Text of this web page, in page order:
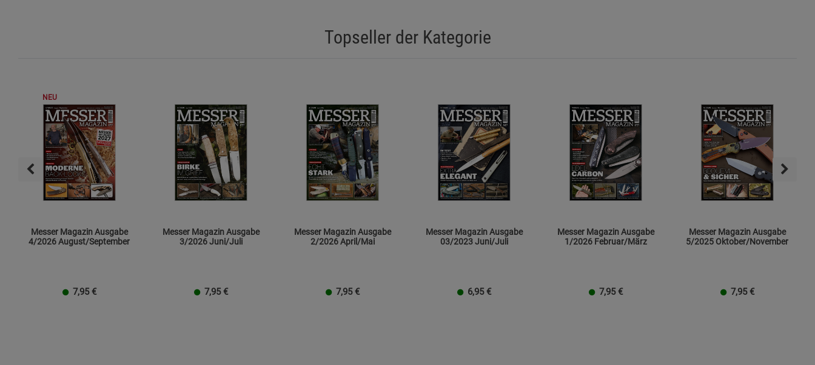
Topseller der Kategorie
NEU
Messer Magazin Ausgabe
4/2026 August/September
7,95 €
Messer Magazin Ausgabe
3/2026 Juni/Juli
7,95 €
Messer Magazin Ausgabe
2/2026 April/Mai
7,95 €
Messer Magazin Ausgabe
03/2023 Juni/Juli
6,95 €
Messer Magazin Ausgabe
1/2026 Februar/März
7,95 €
Messer Magazin Ausgabe
5/2025 Oktober/November
7,95 €
Statistik Cookies (2)
Marketing Cookies (3) Marketing Cookies
Beschreibung Marketing Cookies
Cookie-Informationen anzeigen
Datenschutzerklärung Impressum